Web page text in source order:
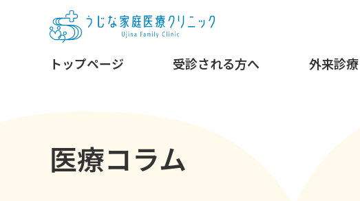
トップページ 受診される方へ 外来診療
医療コラム